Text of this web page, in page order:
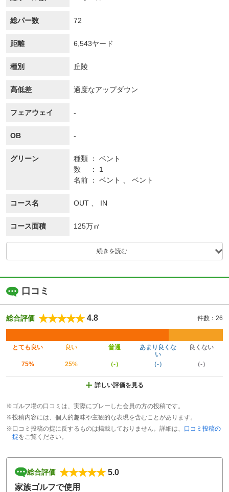
総パー数 72
距離 6,543ヤード
種別 丘陵
高低差 適度なアップダウン
フェアウェイ -
OB -
グリーン 種類
ベント
数
1
名前
ベント 、 ベント
コース名 OUT 、 IN
コース面積 125万㎡
続きを読む
口コミ
総合評価 4.8 件数：26
とても良い 良い 普通
あまり良くな
い
良くない
75% 25% （-） （-） （-）
詳しい評価を見る
※ゴルフ場の口コミは、実際にプレーした会員の方の投稿です。
※投稿内容には、個人的趣味や主観的な表現を含むことがあります。
※口コミ投稿の掟に反するものは掲載しておりません。詳細は、 口コミ投稿の
掟をご覧ください。
総合評価
5.0
家族ゴルフで使用